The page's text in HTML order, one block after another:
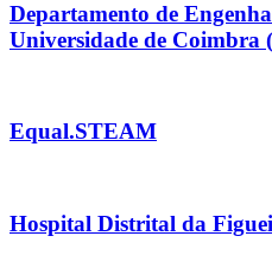
Departamento de
Universidade de Coimbra
Equal.STEAM
Hospital Distrital da